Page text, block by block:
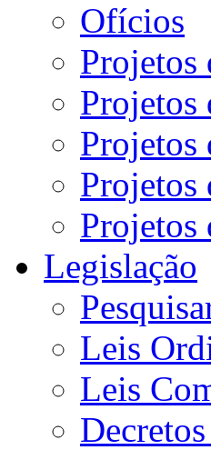
Ofícios
Projetos
Projetos
Projetos
Projetos
Legislação
Leis
Leis